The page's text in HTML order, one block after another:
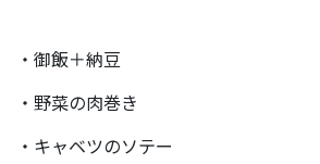
・御飯＋納豆
・野菜の肉巻き
・キャベツのソテー